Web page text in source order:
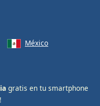
México
gratis en tu smartphone
!